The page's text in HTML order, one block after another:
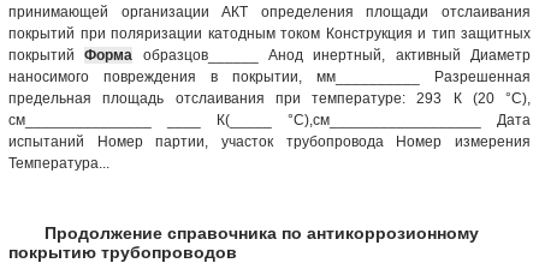
принимающей организации АКТ определения площади отслаивания
покрытий при поляризации катодным током Конструкция и тип защитных
покрытийФорма образцов______ Анод инертный, активный Диаметр
наносимого повреждения в покрытии, мм__________ Разрешенная
предельная площадь отслаивания при температуре: 293 К (20 °С),
см_______________ ____ К(_____ °С),см__________________ Дата
испытаний Номер партии, участок трубопровода Номер измерения
Температура...
Продолжение справочника по антикоррозионному
покрытию трубопроводов